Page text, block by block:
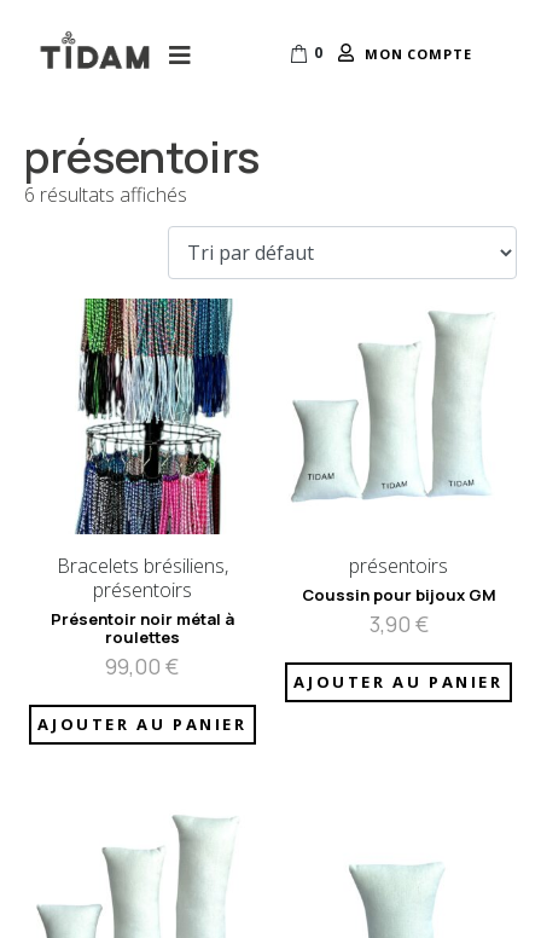
0 MON COMPTE
présentoirs
6 résultats affichés
Bracelets brésiliens,
présentoirs
Présentoir noir métal à
roulettes
99,00€
AJOUTER AU PANIER
présentoirs
Coussin pour bijoux GM
3,90 €
AJOUTER AU PANIER